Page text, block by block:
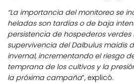
“La importancia del monitoreo se
heladas son tardías o de baja
persistencia de hospederos
supervivencia del Dalbulus maidis
invernal, incrementando el riesgo
temprana de los cultivos y la
la próxima campaña”, explicó.